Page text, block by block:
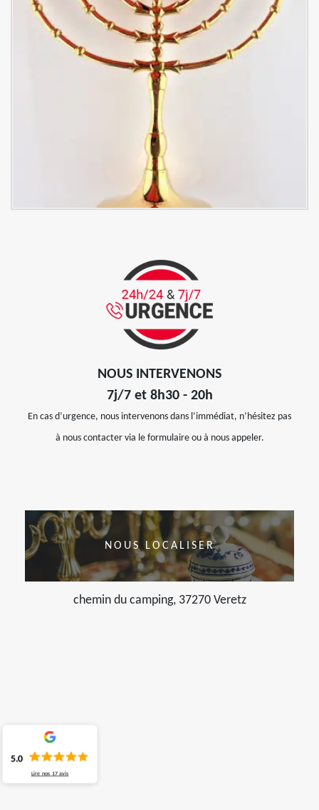
NOUS INTERVENONS
7j/7 et 8h30 - 20h
En cas d’urgence, nous intervenons dans l’immédiat, n’hésitez pas
à nous contacter via le formulaire ou à nous appeler.
NOUS LOCALISER
chemin du camping, 37270 Veretz
5.0
Lire nos 17 avis